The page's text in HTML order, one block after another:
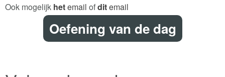
Ook mogelijk hetemail ofditemail
Oefening van de dag